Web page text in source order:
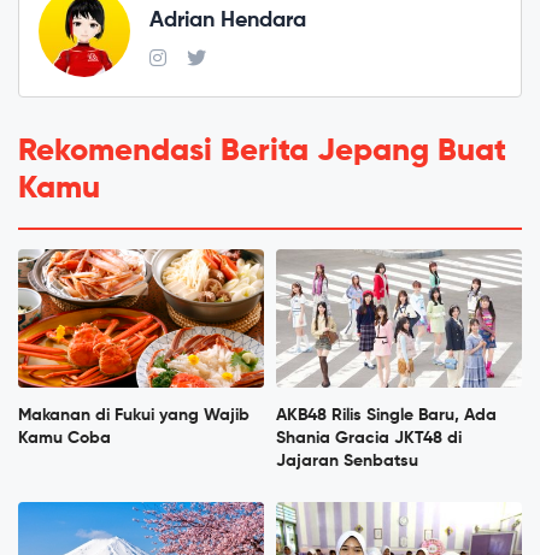
Adrian Hendara
Rekomendasi Berita Jepang Buat
Kamu
Makanan di Fukui yang Wajib
Kamu Coba
AKB48 Rilis Single Baru, Ada
Shania Gracia JKT48 di
Jajaran Senbatsu